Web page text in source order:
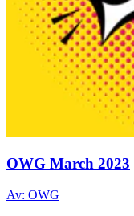
OWG March 2023
Av: OWG